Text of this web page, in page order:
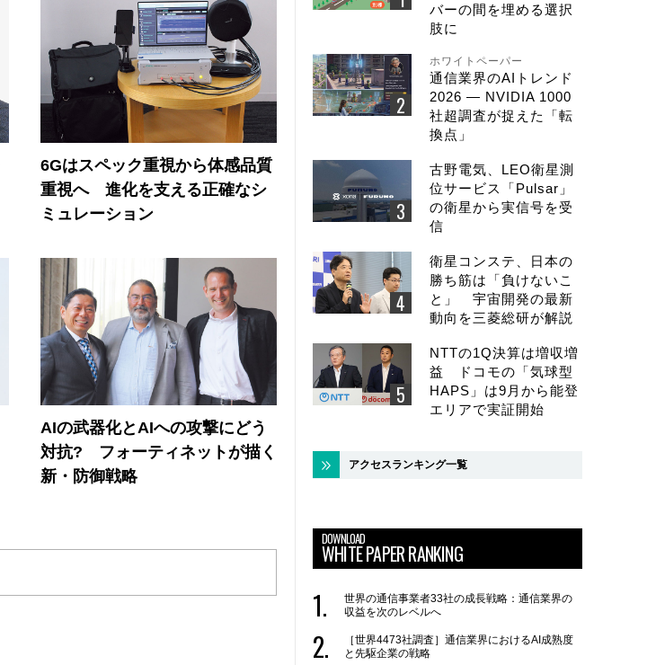
6Gはスペック重視から体感品質
重視へ 進化を支える正確なシ
ミュレーション
AIの武器化とAIへの攻撃にどう
対抗? フォーティネットが描く
新・防御戦略
バーの間を埋める選択
肢に
ホワイトペーパー
通信業界のAIトレンド
2026 ― NVIDIA 1000
社超調査が捉えた「転
換点」
古野電気、LEO衛星測
位サービス「Pulsar」
の衛星から実信号を受
信
衛星コンステ、日本の
勝ち筋は「負けないこ
と」 宇宙開発の最新
動向を三菱総研が解説
NTTの1Q決算は増収増
益 ドコモの「気球型
HAPS」は9月から能登
エリアで実証開始
アクセスランキング一覧
DOWNLOAD
WHITE PAPER RANKING
世界の通信事業者33社の成長戦略：通信業界の
収益を次のレベルへ
［世界4473社調査］通信業界におけるAI成熟度
と先駆企業の戦略